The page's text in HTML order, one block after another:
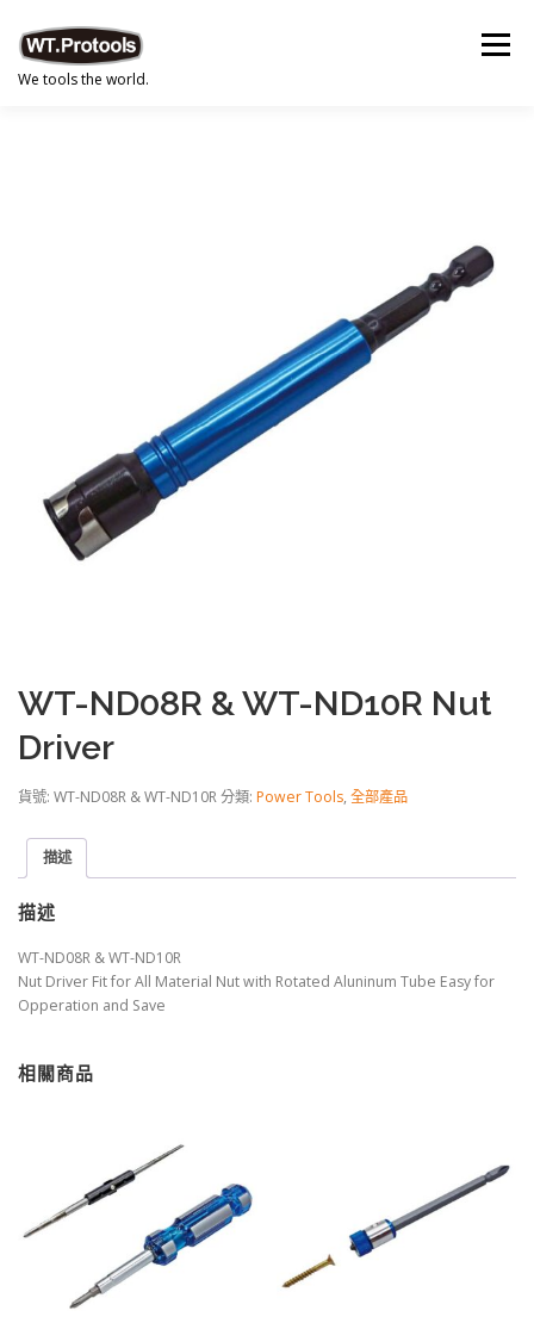
We tools the world.
選單
WT-ND08R & WT-ND10R Nut
Driver
貨號: WT-ND08R & WT-ND10R分類: Power Tools, 全部產品
描述
描述
WT-ND08R & WT-ND10R
Nut Driver Fit for All Material Nut with Rotated Aluninum Tube Easy for
Opperation and Save
相關商品